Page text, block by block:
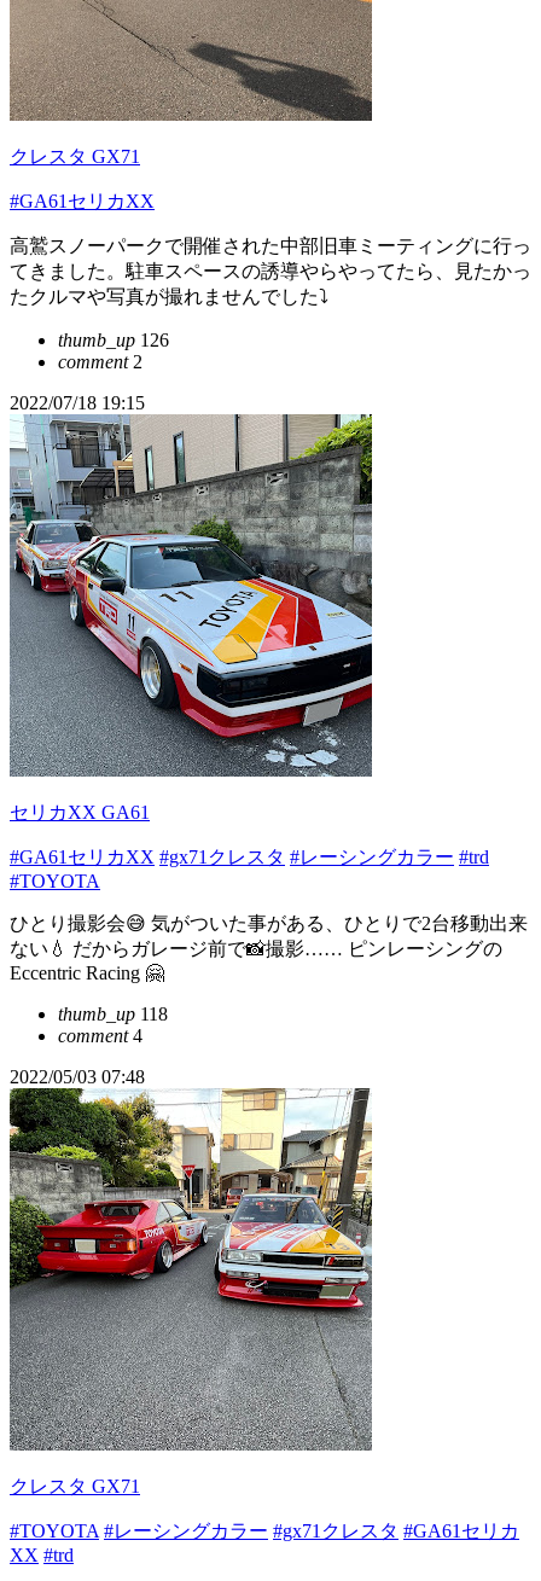
クレスタ GX71
#GA61セリカXX
高鷲スノーパークで開催された中部旧車ミーティングに行っ
てきました。駐車スペースの誘導やらやってたら、見たかっ
たクルマや写真が撮れませんでした⤵︎
thumb_up 126
comment2
2022/07/18 19:15
セリカXX GA61
#GA61セリカXX #gx71クレスタ #レーシングカラー #trd
#TOYOTA
ひとり撮影会😅 気がついた事がある、ひとりで2台移動出来
ない💧 だからガレージ前で📸撮影…… ピンレーシングの
Eccentric Racing 🤗
thumb_up 118
comment4
2022/05/03 07:48
クレスタ GX71
#TOYOTA #レーシングカラー #gx71クレスタ #GA61セリカ
XX #trd